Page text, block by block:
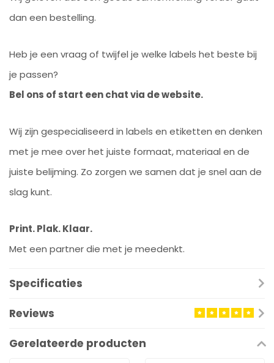
dan een bestelling.
Heb je een vraag of twijfel je welke labels het beste bij
je passen?
Bel ons of start een chat via de website.
Wij zijn gespecialiseerd in labels en etiketten en denken
met je mee over het juiste formaat, materiaal en de
juiste belijming. Zo zorgen we samen dat je snel aan de
slag kunt.
Print. Plak. Klaar.
Met een partner die met je meedenkt.
Specificaties
Reviews
Gerelateerde producten